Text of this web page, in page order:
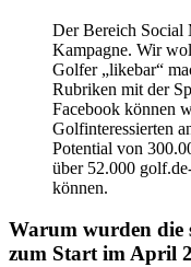
Der Bereich Social
Kampagne. Wir
Golfer „likebar“
Rubriken mit der
Facebook können
Golfinteressierten
Potential von
über 52.000
können.
Warum wurden die
zum Start im April